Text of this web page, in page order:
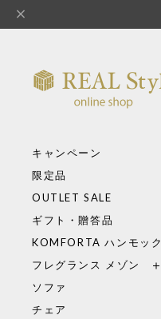
キャンペーン
限定品
OUTLET SALE
ギフト・贈答品
KOMFORTA ハンモック
フレグランス メゾン
ソファ
チェア